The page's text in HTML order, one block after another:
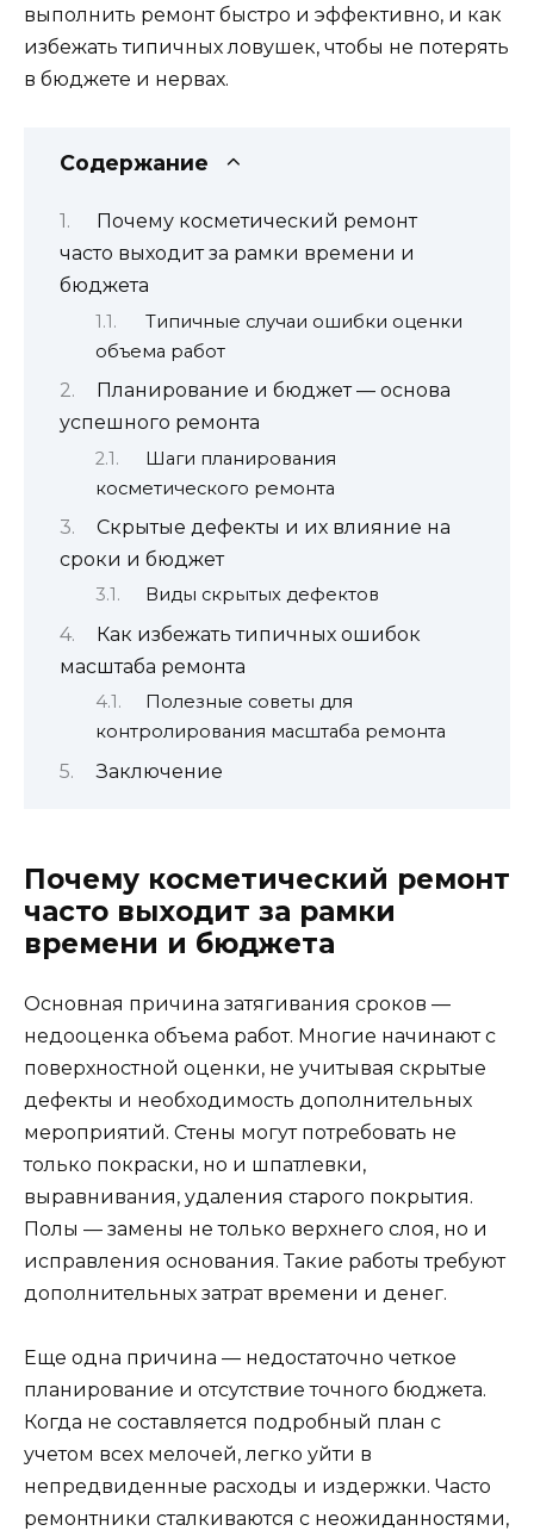
выполнить ремонт быстро и эффективно, и как
избежать типичных ловушек, чтобы не потерять
в бюджете и нервах.
Содержание
Почему косметический ремонт
часто выходит за рамки времени и
бюджета
Типичные случаи ошибки оценки
объема работ
Планирование и бюджет — основа
успешного ремонта
Шаги планирования
косметического ремонта
Скрытые дефекты и их влияние на
сроки и бюджет
Виды скрытых дефектов
Как избежать типичных ошибок
масштаба ремонта
Полезные советы для
контролирования масштаба ремонта
Заключение
Почему косметический ремонт
часто выходит за рамки
времени и бюджета
Основная причина затягивания сроков —
недооценка объема работ. Многие начинают с
поверхностной оценки, не учитывая скрытые
дефекты и необходимость дополнительных
мероприятий. Стены могут потребовать не
только покраски, но и шпатлевки,
выравнивания, удаления старого покрытия.
Полы — замены не только верхнего слоя, но и
исправления основания. Такие работы требуют
дополнительных затрат времени и денег.
Еще одна причина — недостаточно четкое
планирование и отсутствие точного бюджета.
Когда не составляется подробный план с
учетом всех мелочей, легко уйти в
непредвиденные расходы и издержки. Часто
ремонтники сталкиваются с неожиданностями,